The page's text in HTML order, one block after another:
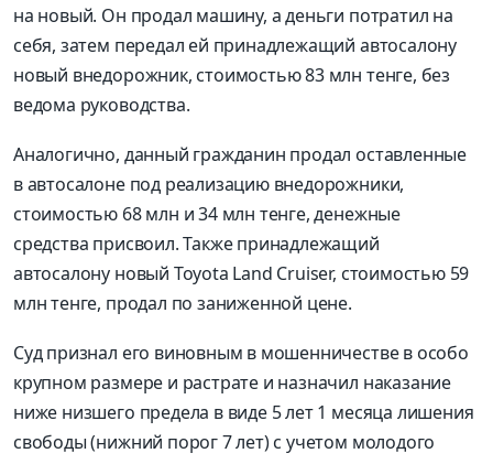
на новый. Он продал машину, а деньги потратил на
себя, затем передал ей принадлежащий автосалону
новый внедорожник, стоимостью 83 млн тенге, без
ведома руководства.
Аналогично, данный гражданин продал оставленные
в автосалоне под реализацию внедорожники,
стоимостью 68 млн и 34 млн тенге, денежные
средства присвоил. Также принадлежащий
автосалону новый Toyota Land Cruiser, стоимостью 59
млн тенге, продал по заниженной цене.
Суд признал его виновным в мошенничестве в особо
крупном размере и растрате и назначил наказание
ниже низшего предела в виде 5 лет 1 месяца лишения
свободы (нижний порог 7 лет) с учетом молодого